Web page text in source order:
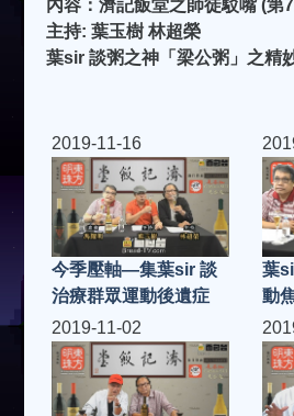
內容：濟記飯堂之師徒駁嘴 (第
主持: 葉玉樹 林超榮
葉sir 談粥之神「梁公粥」之精
2019-11-16
今季壓軸—集葉sir 談
治療群眾運動後遺症
葉
動
2019-11-02